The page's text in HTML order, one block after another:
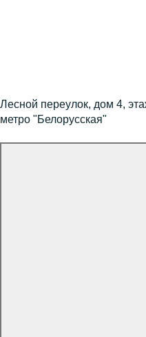
Лесной переулок, дом 4,
метро "Белорусская"